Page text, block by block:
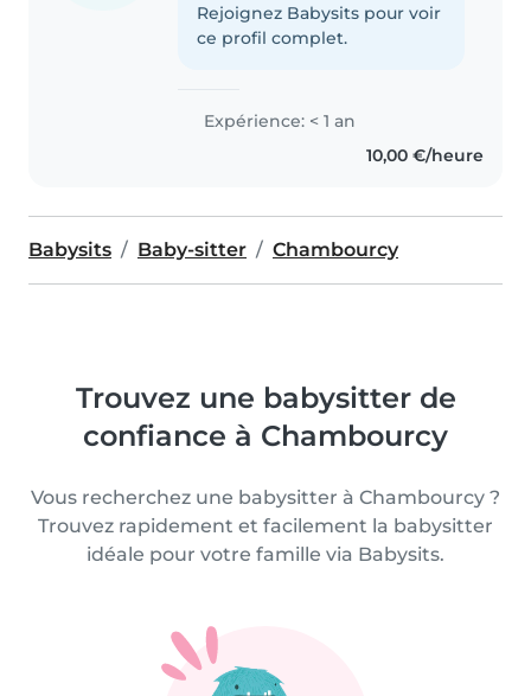
Rejoignez Babysits pour voir
ce profil complet.
Expérience: < 1 an
10,00 €/heure
Babysits Baby-sitter Chambourcy
Trouvez une babysitter de
confiance à Chambourcy
Vous recherchez une babysitter à Chambourcy ?
Trouvez rapidement et facilement la babysitter
idéale pour votre famille via Babysits.